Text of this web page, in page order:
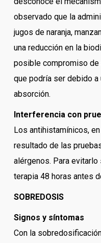
observado que la
jugos de naranja,
una reducción en la
posible compromiso de
que podría ser debido
absorción.
Interferencia con
Los antihistamínicos,
resultado de las
alérgenos. Para
terapia 48 horas antes
SOBREDOSIS
Signos y síntomas
Con la